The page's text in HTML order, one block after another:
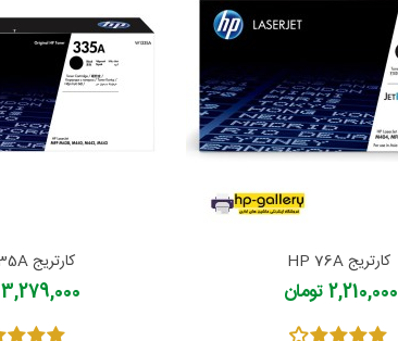
کارتریج HP 76A
2,210,000 تومان
کارتریج HP 335A
3,279,000 تومان